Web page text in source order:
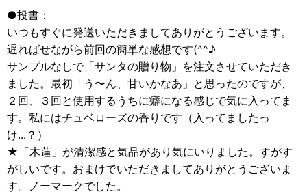
●投書：
いつもすぐに発送いただきましてありがとうございます。
遅ればせながら前回の簡単な感想です(^^♪
サンプルなしで「サンタの贈り物」を注文させていただき
ました。最初「う〜ん、甘いかなあ」と思ったのですが、
２回、３回と使用するうちに癖になる感じで気に入ってま
す。私にはチュベローズの香りです（入ってましたっ
け...？）
★「木蓮」が清潔感と気品があり気にいりました。すがす
がしいです。おまけでいただきましてありがとうございま
す。ノーマークでした。